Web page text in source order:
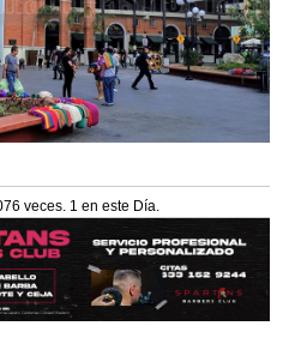
veces. 1 en este Día.